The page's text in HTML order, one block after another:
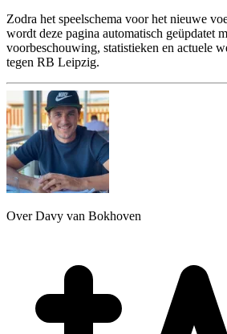
Zodra het speelschema voor het nieuwe
wordt deze pagina automatisch geüpdatet
voorbeschouwing, statistieken en actuele
tegen RB Leipzig.
Over Davy van Bokhoven